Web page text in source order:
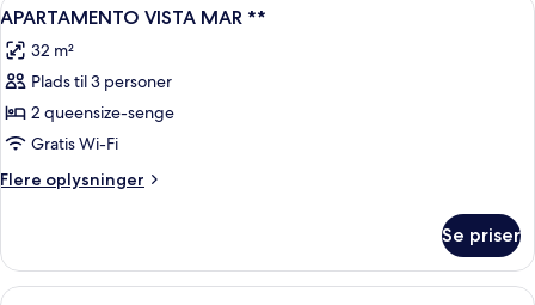
alle
billeder
af
APARTAMENTO
VISTA
MAR
**
7
APARTAMENTO VISTA MAR **
32 m²
Plads til 3 personer
2 queensize-senge
Gratis Wi-Fi
Flere oplysninger
Flere
VISTA
MAR
Se priser
Indlæs
Et hotelværelse med seng,